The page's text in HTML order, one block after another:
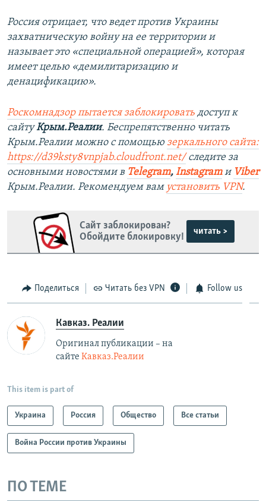
Россия отрицает, что ведет против Украины
захватническую войну на ее территории и
называет это «специальной операцией», которая
имеет целью «демилитаризацию и
денацификацию».
Роскомнадзор пытается заблокировать доступ к
сайтуКрым.Реалии. Беспрепятственно читать
Крым.Реалии можно с помощью зеркального сайта:
https://d39ksty8vnpjab.cloudfront.net/следите за
основными новостями в Telegram, Instagramи Viber
Крым.Реалии. Рекомендуем вам установить VPN.
Сайт заблокирован?
Обойдите блокировку!
читать >
Поделиться Читать без VPN Follow us
Кавказ. Реалии
Оригинал публикации – на
сайте Кавказ.Реалии
This item is part of
Украина Россия Общество Все статьи
Война России против Украины
ПО ТЕМЕ